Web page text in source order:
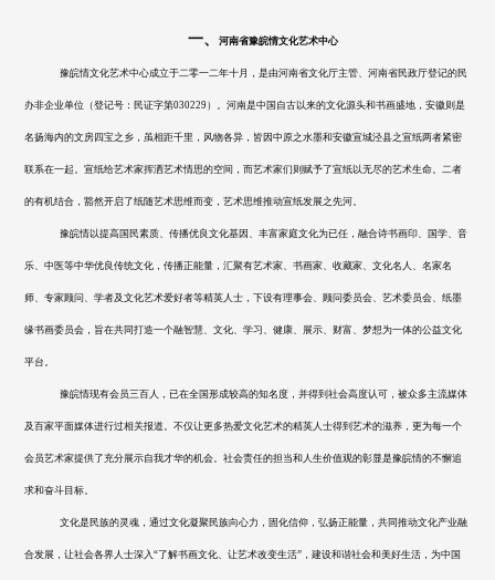
一、 河南省豫皖情文化艺术中心
豫皖情文化艺术中心成立于二零一二年十月，是由河南省文化厅主管、河南省民政厅登记的民
办非企业单位（登记号：民证字第030229）。河南是中国自古以来的文化源头和书画盛地，安徽则是
名扬海内的文房四宝之乡，虽相距千里，风物各异，皆因中原之水墨和安徽宣城泾县之宣纸两者紧密
联系在一起。宣纸给艺术家挥洒艺术情思的空间，而艺术家们则赋予了宣纸以无尽的艺术生命。二者
的有机结合，豁然开启了纸随艺术思维而变，艺术思维推动宣纸发展之先河。
豫皖情以提高国民素质、传播优良文化基因、丰富家庭文化为已任，融合诗书画印、国学、音
乐、中医等中华优良传统文化，传播正能量，汇聚有艺术家、书画家、收藏家、文化名人、名家名
师、专家顾问、学者及文化艺术爱好者等精英人士，下设有理事会、顾问委员会、艺术委员会、纸墨
缘书画委员会，旨在共同打造一个融智慧、文化、学习、健康、展示、财富、梦想为一体的公益文化
平台。
豫皖情现有会员三百人，已在全国形成较高的知名度，并得到社会高度认可，被众多主流媒体
及百家平面媒体进行过相关报道。不仅让更多热爱文化艺术的精英人士得到艺术的滋养，更为每一个
会员艺术家提供了充分展示自我才华的机会。社会责任的担当和人生价值观的彰显是豫皖情的不懈追
求和奋斗目标。
文化是民族的灵魂，通过文化凝聚民族向心力，固化信仰，弘扬正能量，共同推动文化产业融
合发展，让社会各界人士深入“了解书画文化、让艺术改变生活”，建设和谐社会和美好生活，为中国